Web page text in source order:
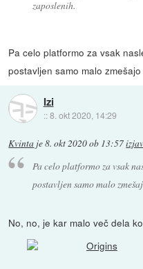
zaposlenih.
Pa celo platformo za vsak
postavljen samo malo
Izi
::8. okt 2020, 14:29
Kvinta je8. okt 2020 ob 13:57
Pa celo platformo za vsak
postavljen samo malo
No, no, je kar malo več dela